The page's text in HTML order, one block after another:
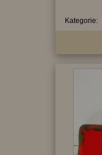
Kategorie: